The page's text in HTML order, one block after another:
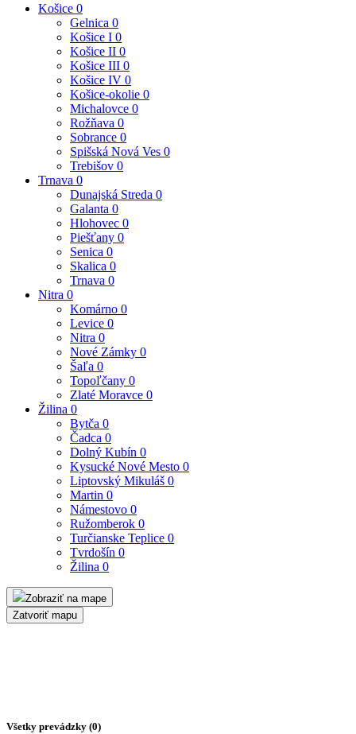
Košice 0
Gelnica 0
Košice I 0
Košice II 0
Košice III 0
Košice IV 0
Košice-okolie 0
Michalovce 0
Rožňava 0
Sobrance 0
Spišská Nová Ves 0
Trebišov 0
Trnava 0
Dunajská Streda 0
Galanta 0
Hlohovec 0
Piešťany 0
Senica 0
Skalica 0
Trnava 0
Nitra 0
Komárno 0
Levice 0
Nitra 0
Nové Zámky 0
Šaľa 0
Topoľčany 0
Zlaté Moravce 0
Žilina 0
Bytča 0
Čadca 0
Dolný Kubín 0
Kysucké Nové Mesto 0
Liptovský Mikuláš 0
Martin 0
Námestovo 0
Ružomberok 0
Turčianske Teplice 0
Tvrdošín 0
Žilina 0
Zobraziť na mape
Zatvoriť mapu
Všetky prevádzky (0)